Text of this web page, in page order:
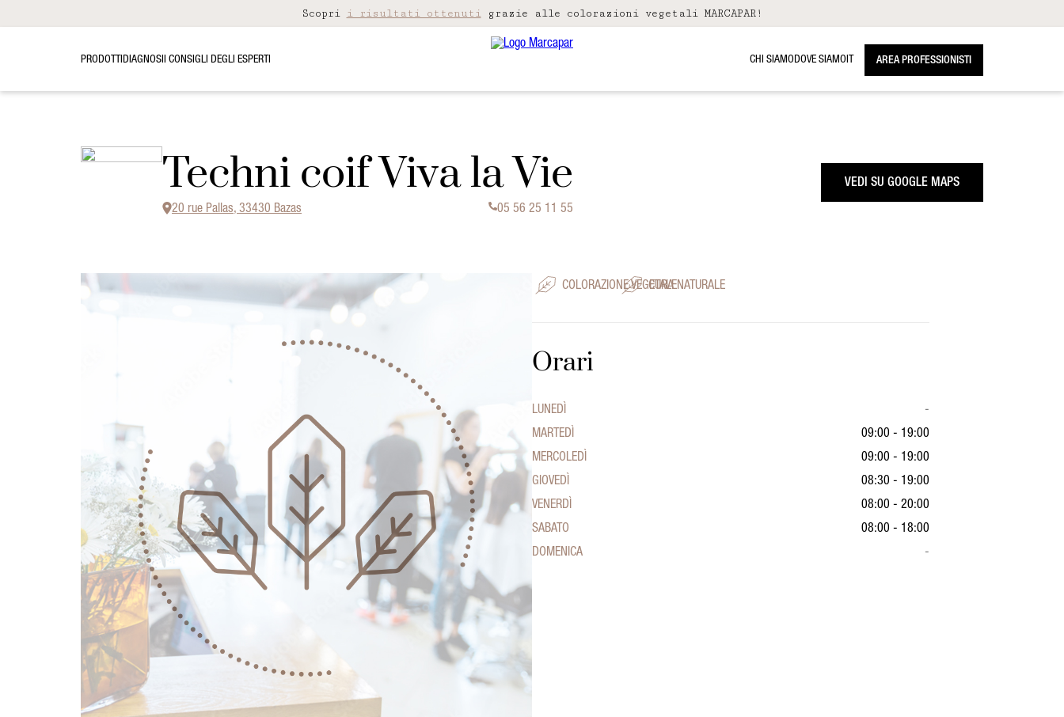
Scopri i risultati ottenutigrazie alle colorazioni vegetali MARCAPAR!
PRODOTTI DIAGNOSI I CONSIGLI DEGLI ESPERTI CHI SIAMO DOVE SIAMO AREA PROFESSIONISTI
Techni coif Viva la Vie
20 rue Pallas, 33430 Bazas 05 56 25 11 55
VEDI SU GOOGLE MAPS
COLORAZIONE VEGETALECURA NATURALE
Orari
LUNEDÌ
-
MARTEDÌ
09:00 - 19:00
MERCOLEDÌ
09:00 - 19:00
GIOVEDÌ
08:30 - 19:00
VENERDÌ
08:00 - 20:00
SABATO
08:00 - 18:00
DOMENICA
-